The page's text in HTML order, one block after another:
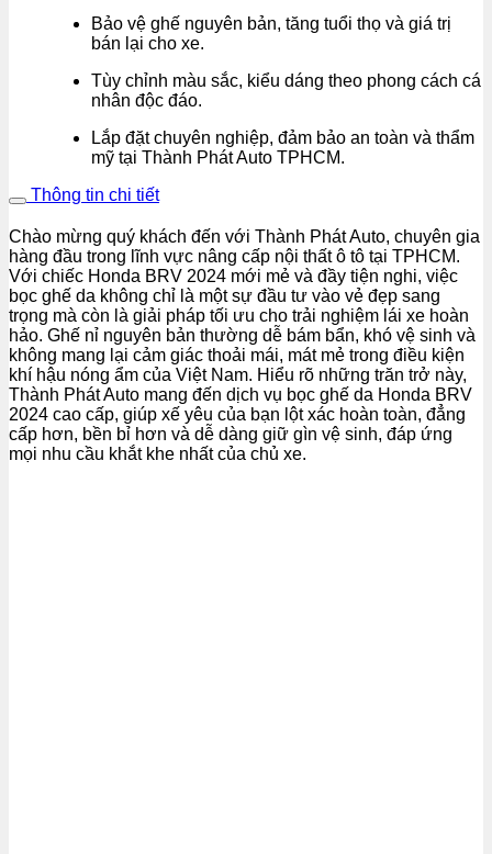
Bảo vệ ghế nguyên bản, tăng tuổi thọ và giá trị
bán lại cho xe.
Tùy chỉnh màu sắc, kiểu dáng theo phong cách cá
nhân độc đáo.
Lắp đặt chuyên nghiệp, đảm bảo an toàn và thẩm
mỹ tại Thành Phát Auto TPHCM.
Thông tin chi tiết
Chào mừng quý khách đến với Thành Phát Auto, chuyên gia
hàng đầu trong lĩnh vực nâng cấp nội thất ô tô tại TPHCM.
Với chiếc Honda BRV 2024 mới mẻ và đầy tiện nghi, việc
bọc ghế da không chỉ là một sự đầu tư vào vẻ đẹp sang
trọng mà còn là giải pháp tối ưu cho trải nghiệm lái xe hoàn
hảo. Ghế nỉ nguyên bản thường dễ bám bẩn, khó vệ sinh và
không mang lại cảm giác thoải mái, mát mẻ trong điều kiện
khí hậu nóng ẩm của Việt Nam. Hiểu rõ những trăn trở này,
Thành Phát Auto mang đến dịch vụ bọc ghế da Honda BRV
2024 cao cấp, giúp xế yêu của bạn lột xác hoàn toàn, đẳng
cấp hơn, bền bỉ hơn và dễ dàng giữ gìn vệ sinh, đáp ứng
mọi nhu cầu khắt khe nhất của chủ xe.